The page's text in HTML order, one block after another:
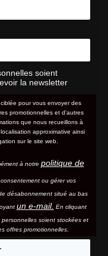
soient
la newsletter
pour vous envoyer des
promotionnelles et d'autres
que nous recueillons à
approximative ainsi
sur le site web.
à notre politique de
ou gérer vos
désabonnement situé au bas
un e-mail. En cliquant
soient stockées et
offres promotionnelles.